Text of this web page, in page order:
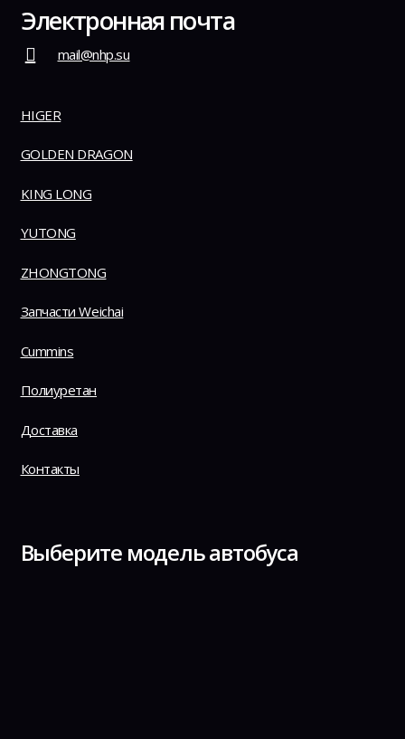
Электронная почта
mail@nhp.su
HIGER
GOLDEN DRAGON
KING LONG
YUTONG
ZHONGTONG
Запчасти Weichai
Cummins
Полиуретан
Доставка
Контакты
Выберите модель автобуса